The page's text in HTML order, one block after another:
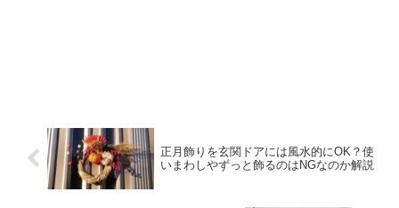
正月飾りを玄関ドアには風水的にOK？使
いまわしやずっと飾るのはNGなのか解説